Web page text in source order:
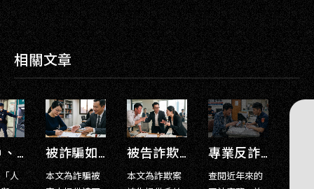
相關文章
被詐騙如何把錢要回來？3大求償管道、詐欺和解金談判與和解書自保指南
騙被
被告詐欺如何安全和解？律師揭秘：3大和解金行情、談判防身條款
本文為詐欺案
專業反詐律師解析獨立民事訴訟追回流程
查閱近年來的